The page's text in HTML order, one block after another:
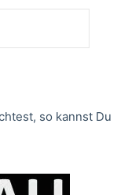
so kannst Du